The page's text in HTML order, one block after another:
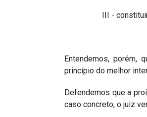
III -
Entendemos, porém,
princípio do melhor
Defendemos que a
caso concreto, o juiz